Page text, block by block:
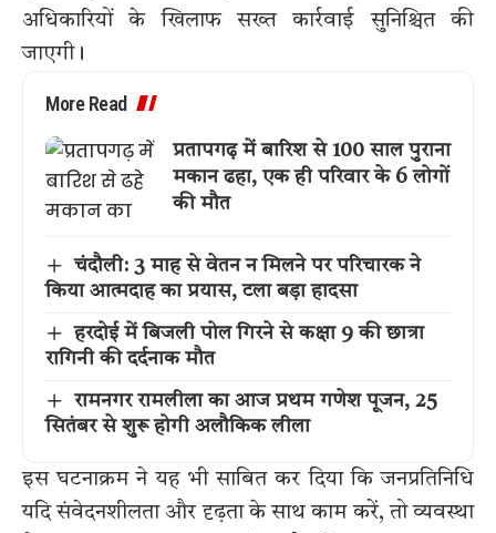
अधिकारियों के खिलाफ सख्त कार्रवाई सुनिश्चित की
जाएगी।
More Read
प्रतापगढ़ में बारिश से 100 साल पुराना
मकान ढहा, एक ही परिवार के 6 लोगों
की मौत
चंदौली: 3 माह से वेतन न मिलने पर परिचारक ने
किया आत्मदाह का प्रयास, टला बड़ा हादसा
हरदोई में बिजली पोल गिरने से कक्षा 9 की छात्रा
रागिनी की दर्दनाक मौत
रामनगर रामलीला का आज प्रथम गणेश पूजन, 25
सितंबर से शुरू होगी अलौकिक लीला
इस घटनाक्रम ने यह भी साबित कर दिया कि जनप्रतिनिधि
यदि संवेदनशीलता और दृढ़ता के साथ काम करें, तो व्यवस्था